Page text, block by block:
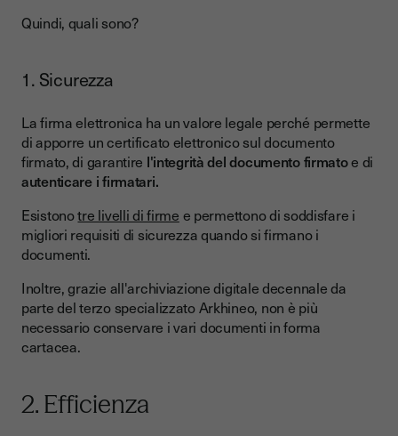
Quindi, quali sono?
1. Sicurezza
La firma elettronica ha un valore legale perché permette
di apporre un certificato elettronico sul documento
firmato, di garantire l'integrità del documento firmatoe di
autenticare i firmatari.
Esistonotre livelli di firme e permettono di soddisfare i
migliori requisiti di sicurezza quando si firmano i
documenti.
Inoltre, grazie all'archiviazione digitale decennale da
parte del terzo specializzato Arkhineo, non è più
necessario conservare i vari documenti in forma
cartacea.
2. Efficienza